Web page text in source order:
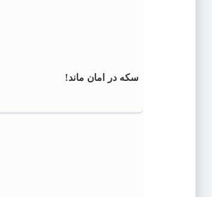
سکه در امان ماند!